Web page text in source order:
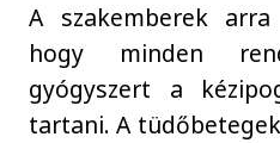
A szakemberek
hogy minden
gyógyszert a
tartani. A